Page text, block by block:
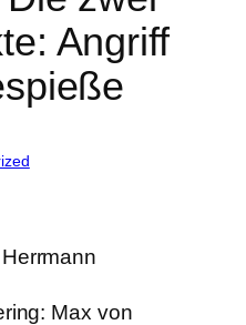
Angriff
Max von